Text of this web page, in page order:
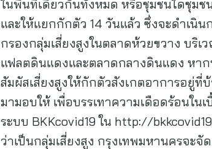
ในพื้นที่เดียวกันทั้งหมด หรือชุมชนใดชุมช
และให้แยกกักตัว 14 วันแล้ว ซึ่งจะดำเนิ
กรองกลุ่มเสี่ยงสูงในตลาดห้วยขวาง บริ
แฟลตดินแดงและตลาดกลางดินแดง หา
สัมผัสเสี่ยงสูงให้กักตัวสังเกตอาการอยู่
มามอบให้ เพื่อบรรเทาความเดือดร้อนใ
ระบบ BKKcovid19 ใน http://
ว่าเป็นกลุ่มเสี่ยงสูง กรุงเทพมหานครจะ